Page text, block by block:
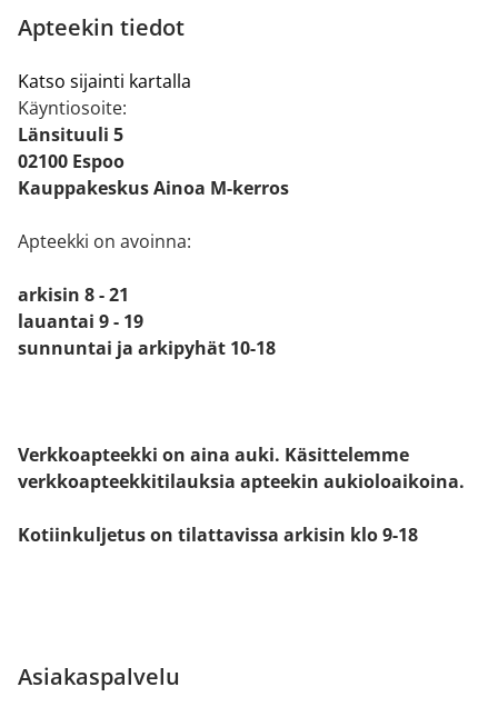
Apteekin tiedot
Katso sijainti kartalla
Käyntiosoite:
Länsituuli 5
02100 Espoo
Kauppakeskus Ainoa M-kerros
Apteekki on avoinna:
arkisin 8 - 21
lauantai 9 - 19
sunnuntai ja arkipyhät 10-18
Verkkoapteekki on aina auki. Käsittelemme
verkkoapteekkitilauksia apteekin aukioloaikoina.
Kotiinkuljetus on tilattavissa arkisin klo 9-18
Asiakaspalvelu